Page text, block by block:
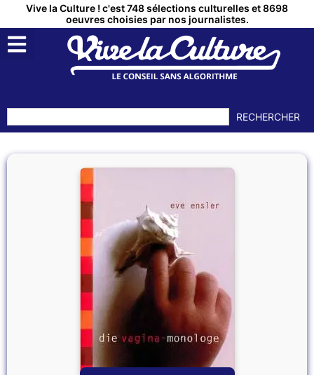
Vive la Culture ! c'est 748 sélections culturelles et 8698
oeuvres choisies par nos journalistes.
RECHERCHER